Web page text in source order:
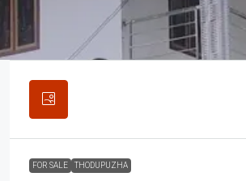
FOR SALE THODUPUZHA